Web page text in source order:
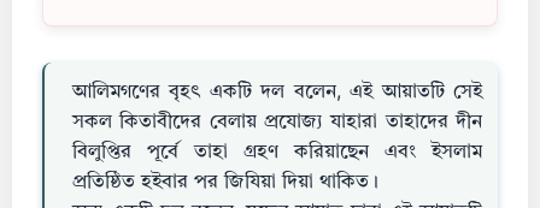
আলিমগণের বৃহৎ একটি দল বলেন, এই আয়াতটি সেই
সকল কিতাবীদের বেলায় প্রযোজ্য যাহারা তাহাদের দীন
বিলুপ্তির পূর্বে তাহা গ্রহণ করিয়াছেন এবং ইসলাম
প্রতিষ্ঠিত হইবার পর জিযিয়া দিয়া থাকিত।